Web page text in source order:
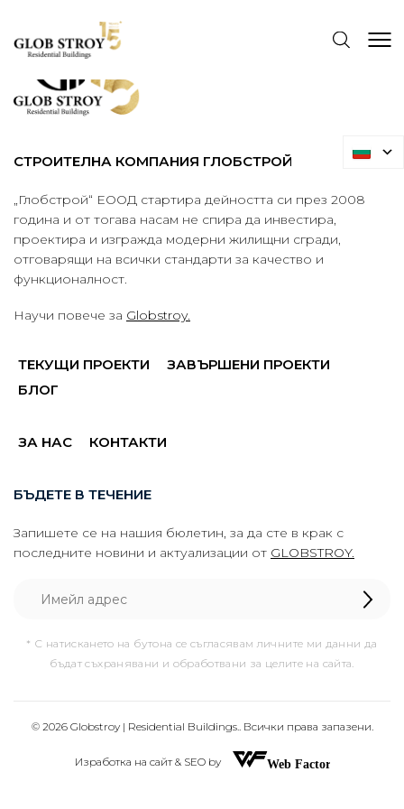
СТРОИТЕЛНА КОМПАНИЯ ГЛОБСТРОЙ
„Глобстрой“ ЕООД стартира дейността си през 2008
година и от тогава насам не спира да инвестира,
проектира и изгражда модерни жилищни сгради,
отговарящи на всички стандарти за качество и
функционалност.
Научи повече за Globstroy.
ТЕКУЩИ ПРОЕКТИ
ЗАВЪРШЕНИ ПРОЕКТИ
БЛОГ
ЗА НАС КОНТАКТИ
БЪДЕТЕ В ТЕЧЕНИЕ
Запишете се на нашия бюлетин, за да сте в крак с
последните новини и актуализации от GLOBSTROY.
* С натискането на бутона се съгласявам личните ми данни да
бъдат съхранявани и обработвани за целите на сайта.
© 2026 Globstroy | Residential Buildings.. Всички права запазени.
Изработка на сайт & SEO by